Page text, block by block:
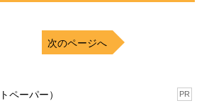
のコンソールと比べてリモートであること
工夫がなされている。その主要なポイント
向上
次のページへ
ペーパー） PR